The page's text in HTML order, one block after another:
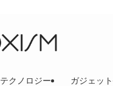
テクノロジー ガジェット